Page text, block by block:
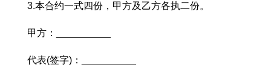
3.本合约一式四份，甲方及乙方各执二份。
甲方：__________
代表(签字)：__________